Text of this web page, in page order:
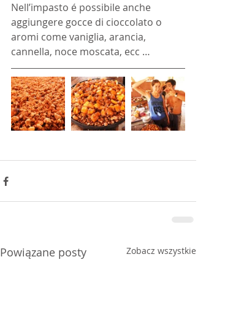
Nell’impasto é possibile anche
aggiungere gocce di cioccolato o
aromi come vaniglia, arancia,
cannella, noce moscata, ecc …
Powiązane posty Zobacz wszystkie